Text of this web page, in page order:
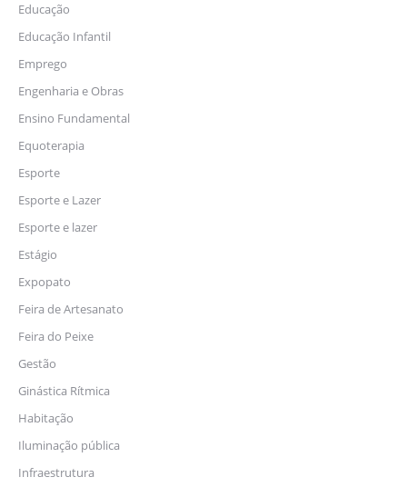
Educação
Educação Infantil
Emprego
Engenharia e Obras
Ensino Fundamental
Equoterapia
Esporte
Esporte e Lazer
Esporte e lazer
Estágio
Expopato
Feira de Artesanato
Feira do Peixe
Gestão
Ginástica Rítmica
Habitação
Iluminação pública
Infraestrutura